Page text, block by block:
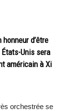
honneur d’être
Unis sera
américain à Xi
orchestrée se